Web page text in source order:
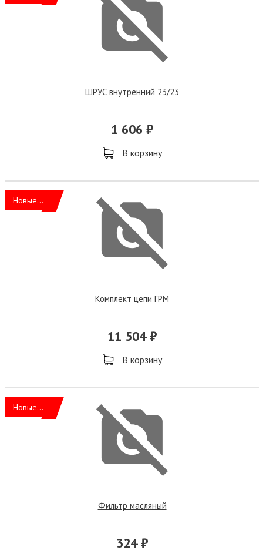
ШРУС внутренний 23/23
1 606 ₽
В корзину
Новые...
Комплект цепи ГРМ
11 504 ₽
В корзину
Новые...
Фильтр масляный
324 ₽